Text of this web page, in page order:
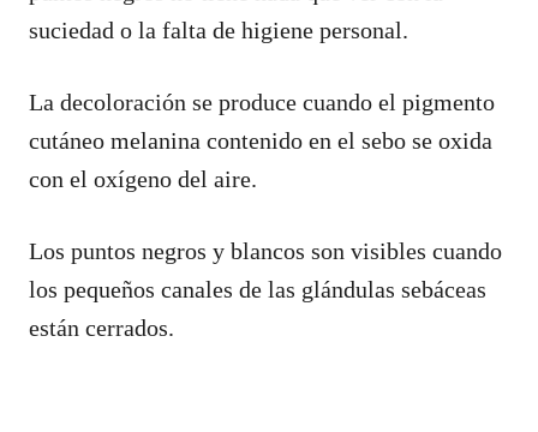
suciedad o la falta de higiene personal.
La decoloración se produce cuando el pigmento
cutáneo melanina contenido en el sebo se oxida
con el oxígeno del aire.
Los puntos negros y blancos son visibles cuando
los pequeños canales de las glándulas sebáceas
están cerrados.